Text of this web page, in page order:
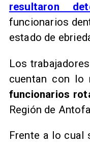
resultaron
funcionarios
estado de
Los
cuentan con lo
funcionarios
Región de
Frente a lo cual